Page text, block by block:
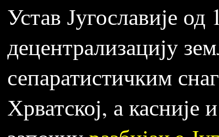
Устав Југославије
децентрализацију
сепаратистичким
Хрватској, а